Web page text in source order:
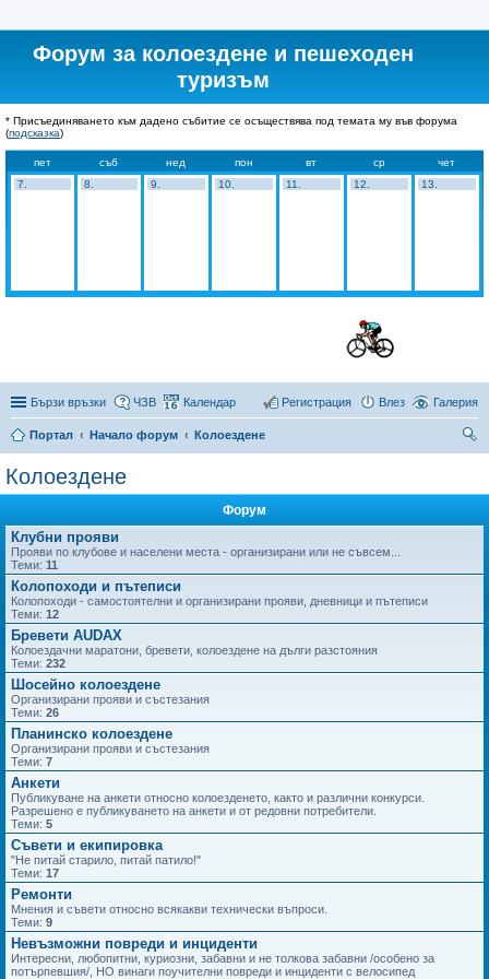
Форум за колоездене и пешеходен
туризъм
* Присъединяването към дадено събитие се осъществява под темата му във форума
(подсказка)
пет съб нед пон вт ср
чет
7.
8. 9. 10. 11. 12. 13.
Бързи връзки Галерия
ЧЗВ Календар Влез
Регистрация
Портал Начало форум
Колоездене
Колоездене
Форум
Клубни прояви
Прояви по клубове и населени места - организирани или не съвсем...
Теми: 11
Колопоходи и пътеписи
Колопоходи - самостоятелни и организирани прояви, дневници и пътеписи
Теми: 12
Бревети AUDAX
Колоездачни маратони, бревети, колоездене на дълги разстояния
Теми: 232
Шосейно колоездене
Организирани прояви и състезания
Теми: 26
Планинско колоездене
Организирани прояви и състезания
Теми: 7
Анкети
Публикуване на анкети относно колоезденето, както и различни конкурси.
Разрешено е публикуването на анкети и от редовни потребители.
Теми: 5
Съвети и екипировка
"Не питай старило, питай патило!"
Теми: 17
Ремонти
Мнения и съвети относно всякакви технически въпроси.
Теми: 9
Невъзможни повреди и инциденти
Интересни, любопитни, куриозни, забавни и не толкова забавни /особено за
потърпевшия/, НО винаги поучителни повреди и инциденти с велосипед